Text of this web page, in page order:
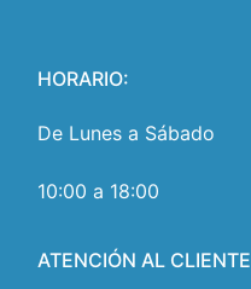
HORARIO:
De Lunes a Sábado
10:00 a 18:00
ATENCIÓN AL CLIENTE